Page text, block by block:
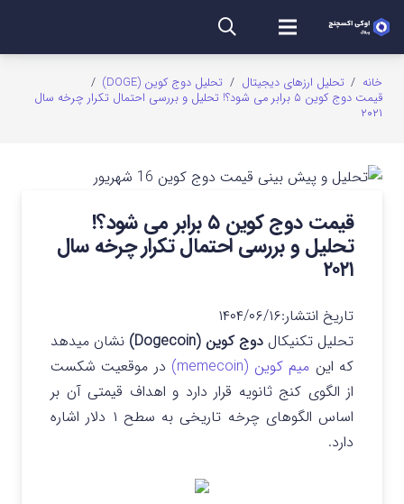
خانه / تحلیل ارزهای دیجیتال / تحلیل دوج کوین (DOGE)
/
قیمت دوج کوین ۵ برابر می شود؟! تحلیل و بررسی احتمال تکرار چرخه سال
۲۰۲۱
قیمت دوج کوین ۵ برابر می شود؟!
تحلیل و بررسی احتمال تکرار چرخه سال
۲۰۲۱
تاریخ انتشار:۱۴۰۴/۰۶/۱۶
تحلیل تکنیکالدوج کوین (Dogecoin)
نشان میدهد
که این میم کوین (memecoin)
در موقعیت شکست
از الگوی کنج ثانویه قرار دارد و اهداف قیمتی آن بر
اساس الگوهای چرخه تاریخی به سطح ۱ دلار اشاره
دارد.